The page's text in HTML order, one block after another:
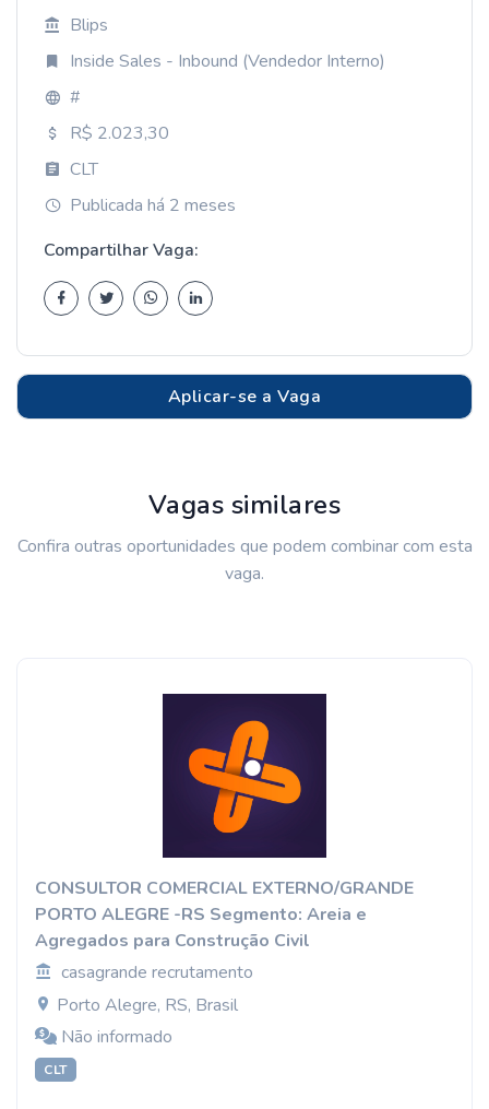
Blips
Inside Sales - Inbound (Vendedor Interno)
#
R$ 2.023,30
CLT
Publicada há 2 meses
Compartilhar Vaga:
Aplicar-se a Vaga
Vagas similares
Confira outras oportunidades que podem combinar com esta
vaga.
CONSULTOR COMERCIAL EXTERNO/GRANDE
PORTO ALEGRE -RS Segmento: Areia e
Agregados para Construção Civil
casagrande recrutamento
Porto Alegre, RS, Brasil
Não informado
CLT